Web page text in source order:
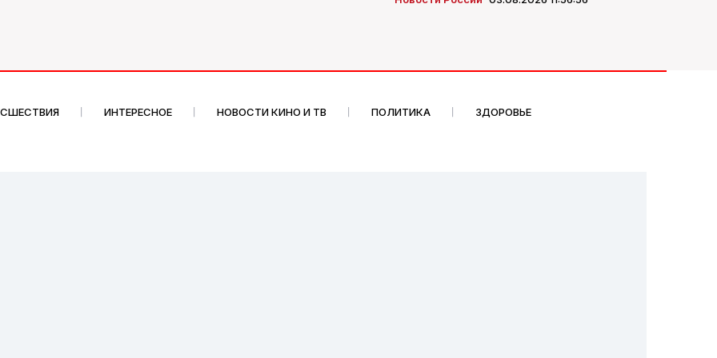
ИНТЕРЕСНОЕ НОВОСТИ КИНО И ТВ ПОЛИТИКА ЗДОРОВЬЕ